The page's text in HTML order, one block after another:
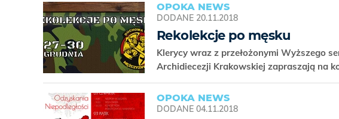
OPOKA NEWS
DODANE 20.11.2018
Rekolekcje po męsku
Klerycy wraz z przełożonymi Wyższego
Archidiecezji Krakowskiej zapraszają na
OPOKA NEWS
DODANE 04.11.2018